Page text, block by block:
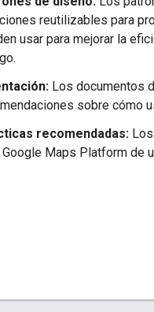
reutilizables para
usar para mejorar la
Los documentos
sobre
recomendadas:
Google Maps Platform de